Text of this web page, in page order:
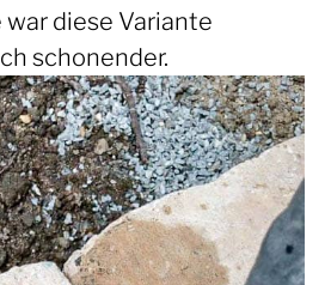
diese Variante
schonender.